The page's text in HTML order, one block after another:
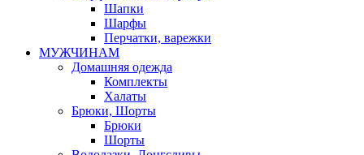
Шапки
Шарфы
Перчатки, варежки
МУЖЧИНАМ
Домашняя одежда
Комплекты
Халаты
Брюки, Шорты
Брюки
Шорты